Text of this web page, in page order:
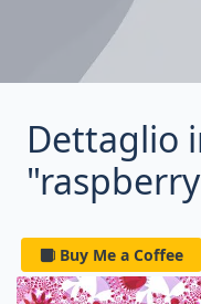
Dettaglio
Buy Me a Coffee